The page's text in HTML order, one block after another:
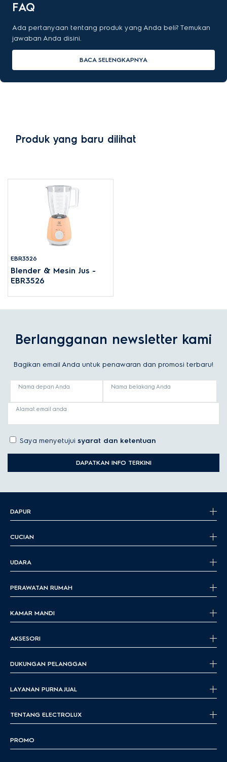
FAQ
Ada pertanyaan tentang produk yang Anda beli? Temukan
jawaban Anda disini.
BACA SELENGKAPNYA
Produk yang baru dilihat
EBR3526
Blender & Mesin Jus -
EBR3526
Berlangganan newsletter kami
Bagikan email Anda untuk penawaran dan promosi terbaru!
Nama depan Anda Nama belakang Anda
Alamat email anda
Saya menyetujui syarat dan ketentuan
DAPATKAN INFO TERKINI
DAPUR
CUCIAN
UDARA
PERAWATAN RUMAH
KAMAR MANDI
AKSESORI
DUKUNGAN PELANGGAN
LAYANAN PURNA JUAL
TENTANG ELECTROLUX
PROMO